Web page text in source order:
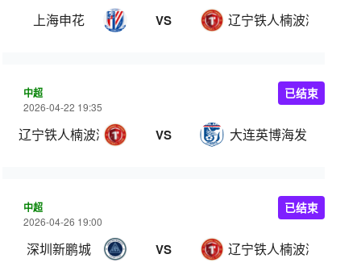
上海申花 VS 辽宁铁人楠波湾
中超
2026-04-22 19:35
辽宁铁人楠波湾 VS 大连英博海发
已结束
中超
2026-04-26 19:00
深圳新鹏城 VS 辽宁铁人楠波湾
已结束